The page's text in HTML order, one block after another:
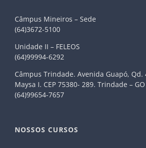
Câmpus Mineiros – Sede
(64)3672-5100
Unidade II – FELEOS
(64)99994-6292
Câmpus Trindade. Avenida Guapó, Qd.
Maysa I. CEP 75380- 289. Trindade – GO
(64)99654-7657
NOSSOS CURSOS